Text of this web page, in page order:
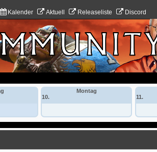
Kalender Aktuell Releaseliste Discord
Montag
10.
11.